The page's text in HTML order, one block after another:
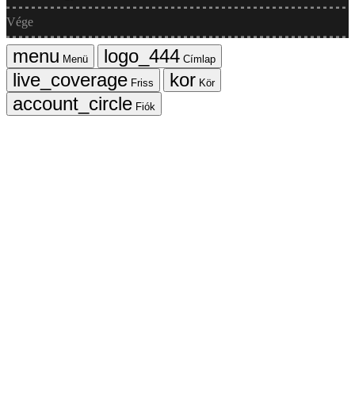
Vége
Menü
Címlap
Friss
Kör
Fiók